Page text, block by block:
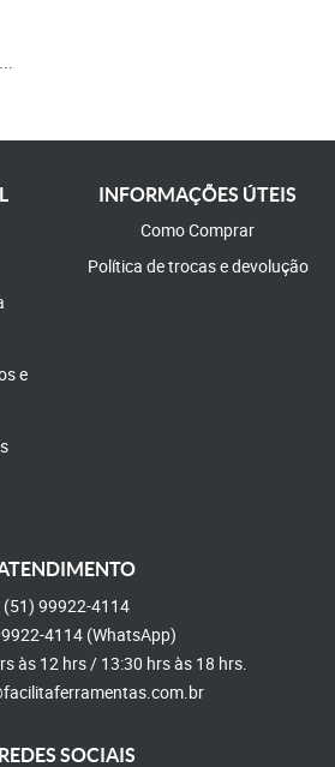
e
INFORMAÇÕES ÚTEIS
Como Comprar
Política de trocas e devolução
(51) 99922-4114
4114 (WhatsApp)
às 12 hrs / 13:30 hrs às 18 hrs.
REDES SOCIAIS